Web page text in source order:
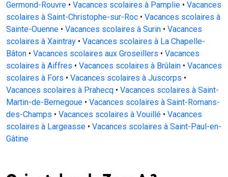
Germond-Rouvre • Vacances scolaires à Pamplie • Vacances
scolaires à Saint-Christophe-sur-Roc • Vacances scolaires à
Sainte-Ouenne • Vacances scolaires à Surin • Vacances
scolaires à Xaintray • Vacances scolaires à La Chapelle-
Bâton • Vacances scolaires aux Groseillers • Vacances
scolaires à Aiffres • Vacances scolaires à Brûlain • Vacances
scolaires à Fors • Vacances scolaires à Juscorps •
Vacances scolaires à Prahecq • Vacances scolaires à Saint-
Martin-de-Bernegoue • Vacances scolaires à Saint-Romans-
des-Champs • Vacances scolaires à Vouillé • Vacances
scolaires à Largeasse • Vacances scolaires à Saint-Paul-en-
Gâtine